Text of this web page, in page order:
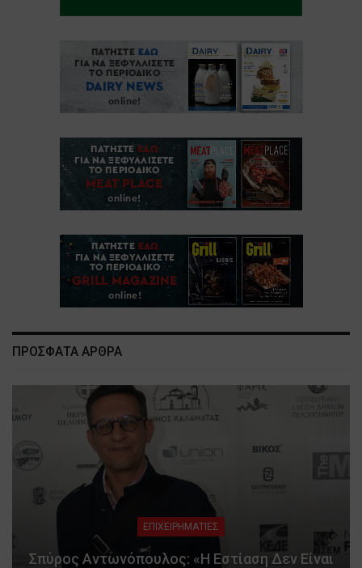
ΠΡΟΣΦΑΤΑ ΑΡΘΡΑ
ΕΠΙΧΕΙΡΗΜΑΤΙΕΣ
Σπύρος Αντωνόπουλος: «Η Εστίαση Δεν Είναι